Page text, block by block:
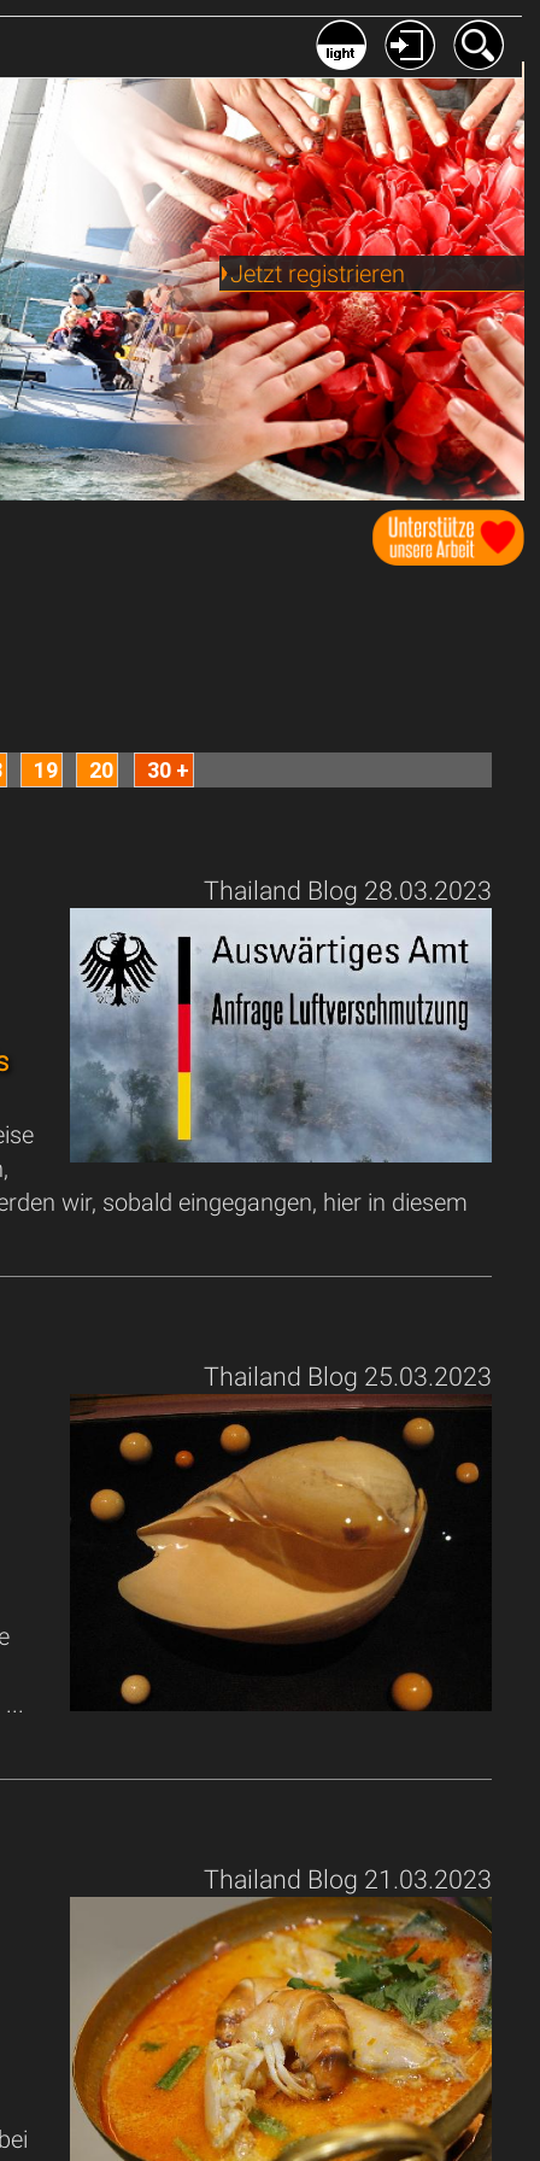
Jetzt registrieren
19 20 30 +
Thailand Blog 28.03.2023
wir, sobald eingegangen, hier in diesem
Thailand Blog 25.03.2023
Thailand Blog 21.03.2023